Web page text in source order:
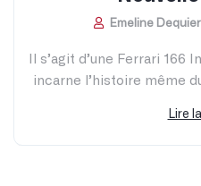
Emeline Dequier
Il s’agit d’une Ferrari 166
incarne l’histoire même
Lire